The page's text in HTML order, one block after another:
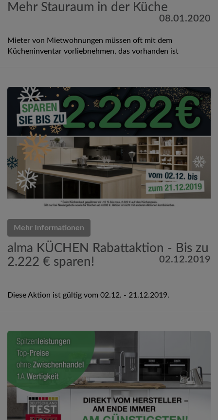
Mehr Stauraum in der Küche
08.01.2020
Mieter von Mietwohnungen müssen oft mit dem
Kücheninventar vorliebnehmen, das vorhanden ist
Mehr Informationen
alma KÜCHEN Rabattaktion - Bis zu
2.222 € sparen!
02.12.2019
Diese Aktion ist gültig vom 02.12. - 21.12.2019.